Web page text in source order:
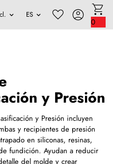
0
y Presión
y Presión incluyen
y recipientes de presión
en siliconas, resinas,
fundición. Ayudan a reducir
del molde y crear